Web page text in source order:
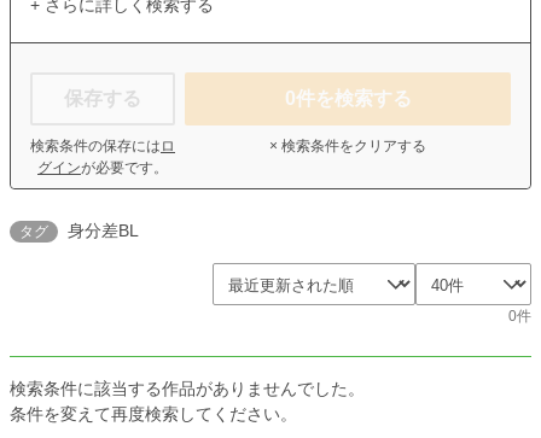
+ さらに詳しく検索する
保存する
検索条件の保存には ロ
グインが必要です。
0件を検索する
× 検索条件をクリアする
タグ 身分差BL
0件
検索条件に該当する作品がありませんでした。
条件を変えて再度検索してください。